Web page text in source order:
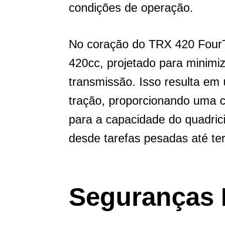
condições de operação.
No coração do TRX 420
420cc, projetado para
transmissão. Isso resulta
tração, proporcionando uma
para a capacidade do
desde tarefas pesadas até
Seguranças